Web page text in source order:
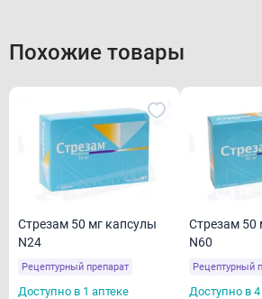
Похожие товары
Стрезам 50 мг капсулы
N24
Рецептурный препарат
Доступно в 1 аптеке
Стрезам 50
N60
Рецептурный
Доступно в 4